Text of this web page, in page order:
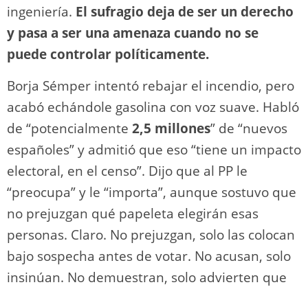
ingeniería. El sufragio deja de ser un derecho
y pasa a ser una amenaza cuando no se
puede controlar políticamente.
Borja Sémper intentó rebajar el incendio, pero
acabó echándole gasolina con voz suave. Habló
de “potencialmente 2,5 millones” de “nuevos
españoles” y admitió que eso “tiene un impacto
electoral, en el censo”. Dijo que al PP le
“preocupa” y le “importa”, aunque sostuvo que
no prejuzgan qué papeleta elegirán esas
personas. Claro. No prejuzgan, solo las colocan
bajo sospecha antes de votar. No acusan, solo
insinúan. No demuestran, solo advierten que